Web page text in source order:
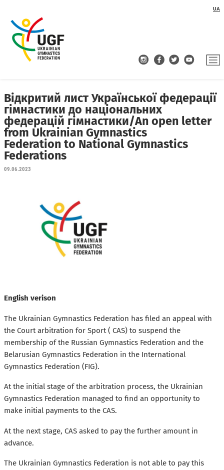
UA
Відкритий лист Української федерації
гімнастики до національних
федерацій гімнастики/An open letter
from Ukrainian Gymnastics
Federation to National Gymnastics
Federations
09.06.2023
English verison
The Ukrainian Gymnastics Federation has filed an appeal with
the Court arbitration for Sport ( CAS) to suspend the
membership of the Russian Gymnastics Federation and the
Belarusian Gymnastics Federation in the International
Gymnastics Federation (FIG).
At the initial stage of the arbitration process, the Ukrainian
Gymnastics Federation managed to find an opportunity to
make initial payments to the CAS.
At the next stage, CAS asked to pay the further amount in
advance.
The Ukrainian Gymnastics Federation is not able to pay this